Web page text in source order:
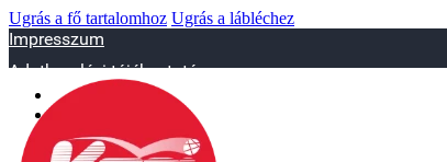
Ugrás a fő tartalomhoz Ugrás a lábléchez
Impresszum
Adatkezelési tájékoztató
sportiskola@juniorsportkft.hu